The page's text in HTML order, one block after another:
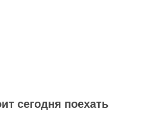
сегодня поехать